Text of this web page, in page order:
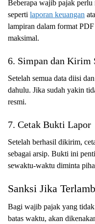
Beberapa wajib pajak perlu
seperti laporan keuangan
lampiran dalam format
maksimal.
6. Simpan dan Kirim
Setelah semua data diisi
dahulu. Jika sudah yakin
resmi.
7. Cetak Bukti Lapor
Setelah berhasil dikirim,
sebagai arsip. Bukti ini
sewaktu-waktu diminta
Sanksi Jika
Bagi wajib pajak yang
batas waktu, akan